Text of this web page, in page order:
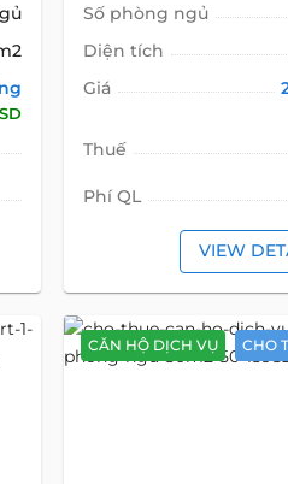
Số phòng ngủ
Diện tích
Giá
Thuế
Phí QL
VIEW
CĂN HỘ DỊCH VỤ CHO